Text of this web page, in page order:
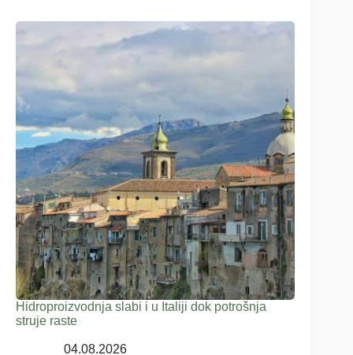
Hidroproizvodnja slabi i u Italiji dok potrošnja
struje raste
04.08.2026